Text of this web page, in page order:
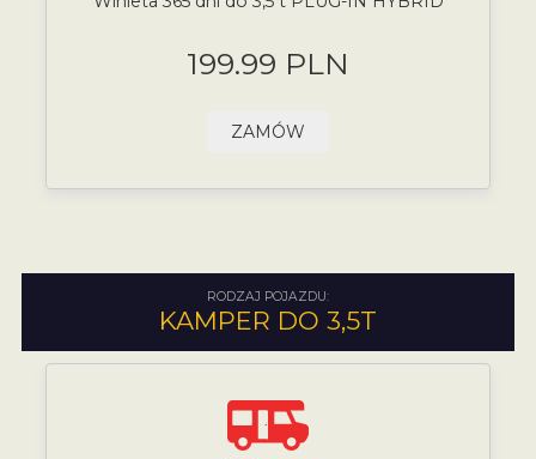
199.99 PLN
ZAMÓW
RODZAJ POJAZDU:
KAMPER DO 3,5T